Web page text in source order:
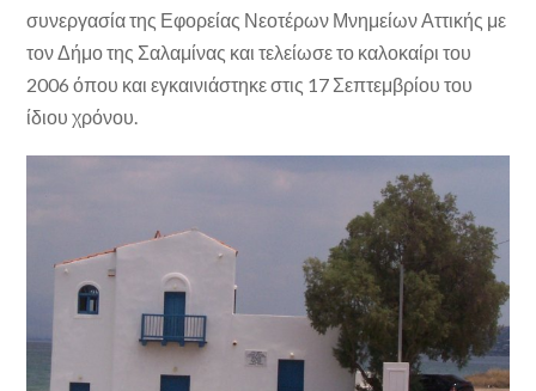
συνεργασία της Εφορείας Νεοτέρων Μνημείων Αττικής με
τον Δήμο της Σαλαμίνας και τελείωσε το καλοκαίρι του
2006 όπου και εγκαινιάστηκε στις 17 Σεπτεμβρίου του
ίδιου χρόνου.